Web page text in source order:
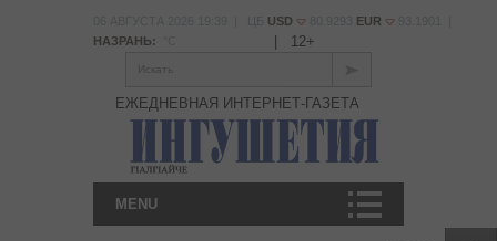
USD EUR
НАЗРАНЬ:
12+
Искать
ЕЖЕДНЕВНАЯ ИНТЕРНЕТ-ГАЗЕТА
MENU